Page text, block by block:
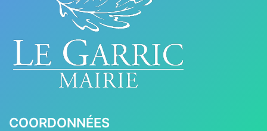
COORDONNÉES